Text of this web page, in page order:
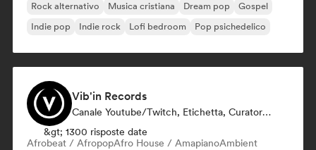
Rock alternativo Musica cristiana Dream pop
Gospel
Indie pop
Indie rock Lofi bedroom Pop psichedelico
Vib'in Records
Canale Youtube/Twitch, Etichetta, Curatore Di Playlist, Editore
&gt; 1300 risposte date
Afrobeat / AfropopAfro House / AmapianoAmbient